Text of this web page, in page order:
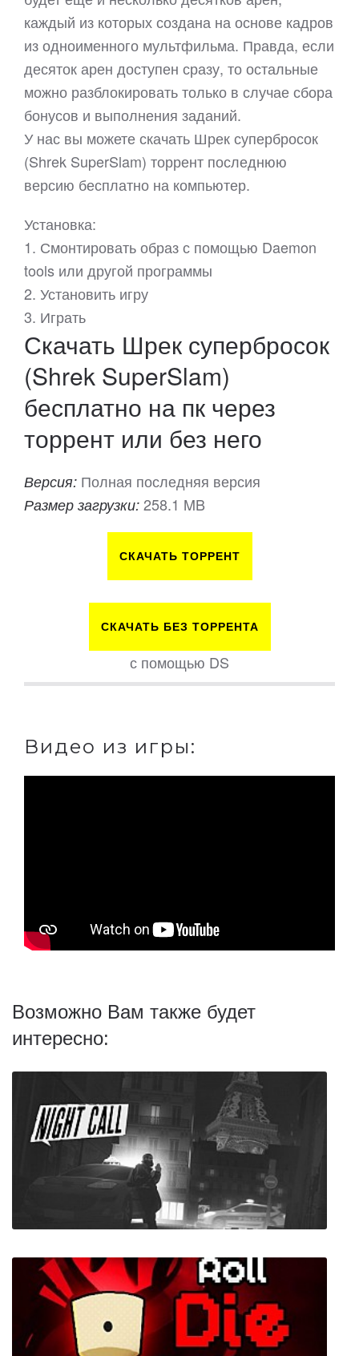
каждый из которых создана на основе кадров
из одноименного мультфильма. Правда, если
десяток арен доступен сразу, то остальные
можно разблокировать только в случае сбора
бонусов и выполнения заданий.
У нас вы можете скачать Шрек супербросок
(Shrek SuperSlam) торрент последнюю
версию бесплатно на компьютер.
Установка:
1. Смонтировать образ с помощью Daemon
tools или другой программы
2. Установить игру
3. Играть
Скачать Шрек супербросок
(Shrek SuperSlam)
бесплатно на пк через
торрент или без него
Версия: Полная последняя версия
Размер загрузки: 258.1 MB
СКАЧАТЬ ТОРРЕНТ
СКАЧАТЬ БЕЗ ТОРРЕНТА
с помощью DS
Видео из игры:
Возможно Вам также будет
интересно: